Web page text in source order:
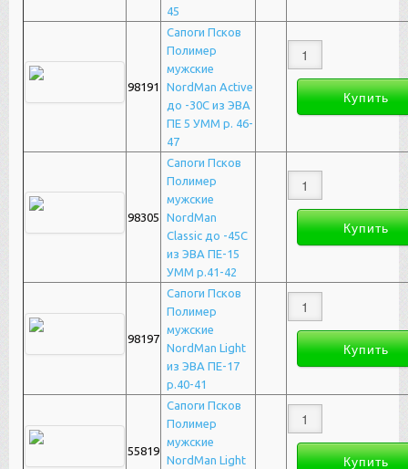
45
98191
Сапоги Псков
Полимер
мужские
NordMan Active
до -30С из ЭВА
ПЕ 5 УММ р. 46-
47
98305
Сапоги Псков
Полимер
мужские
NordMan
Classic до -45С
из ЭВА ПЕ-15
УММ р.41-42
98197
Сапоги Псков
Полимер
мужские
NordMan Light
из ЭВА ПЕ-17
р.40-41
55819
Сапоги Псков
Полимер
мужские
NordMan Light